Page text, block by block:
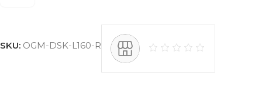
SKU: OGM-DSK-L160-R